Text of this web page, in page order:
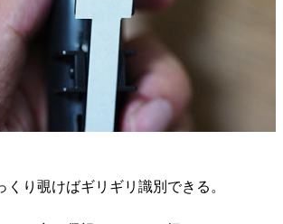
くり覗けばギリギリ識別できる。